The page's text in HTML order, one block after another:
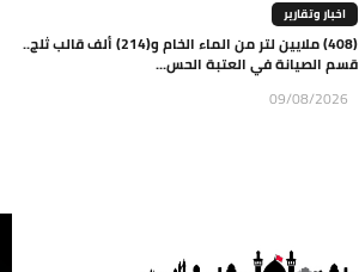
اخبار وتقارير
(408) ملايين لتر من الماء الخام و(214) ألف قالب ثلج..
قسم الصيانة في العتبة الحس...
09/08/2026